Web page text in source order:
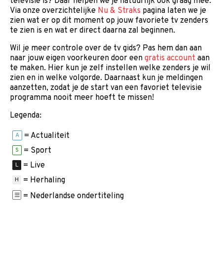
Via onze overzichtelijke Nu & Straks pagina laten we je
zien wat er op dit moment op jouw favoriete tv zenders
te zien is en wat er direct daarna zal beginnen.
Wil je meer controle over de tv gids? Pas hem dan aan
naar jouw eigen voorkeuren door een gratis account aan
te maken. Hier kun je zelf instellen welke zenders je wil
zien en in welke volgorde. Daarnaast kun je meldingen
aanzetten, zodat je de start van een favoriet televisie
programma nooit meer hoeft te missen!
Legenda:
A = Actualiteit
S = Sport
L = Live
H
= Herhaling
= Nederlandse ondertiteling